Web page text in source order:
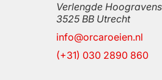
Verlengde
3525 BB Utrecht
info@orcaroeien.nl
(+31) 030 2890 860